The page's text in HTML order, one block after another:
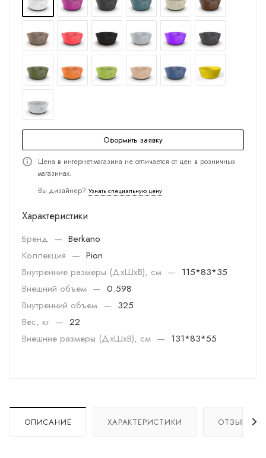
Оформить заявку
Цена в интернет-магазина не отличается от цен в розничных
магазинах.
Вы дизайнер? Узнать специальную цену
Характеристики
Бренд — Berkano
Коллекция — Pion
Внутренние размеры (ДхШхВ), см — 115*83*35
Внешний объем — 0.598
Внутренний объем — 325
Вес, кг — 22
Внешние размеры (ДхШхВ), см — 131*83*55
ОПИСАНИЕ ХАРАКТЕРИСТИКИ ОТЗЫВЫ